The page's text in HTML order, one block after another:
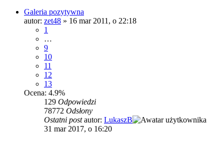
Galeria pozytywna
autor: zet48 » 16 mar 2011, o 22:18
1
…
9
10
11
12
13
Ocena: 4.9%
129 Odpowiedzi
78772 Odsłony
Ostatni postautor: LukaszB
31 mar 2017, o 16:20